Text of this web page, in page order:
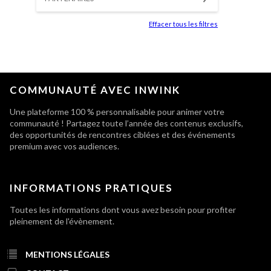
Effacer tous les filtres
COMMUNAUTÉ AVEC INWINK
Une plateforme 100 % personnalisable pour animer votre
communauté ! Partagez toute l’année des contenus exclusifs,
des opportunités de rencontres ciblées et des événements
premium avec vos audiences.
INFORMATIONS PRATIQUES
Toutes les informations dont vous avez besoin pour profiter
pleinement de l'évènement.
MENTIONS LÉGALES